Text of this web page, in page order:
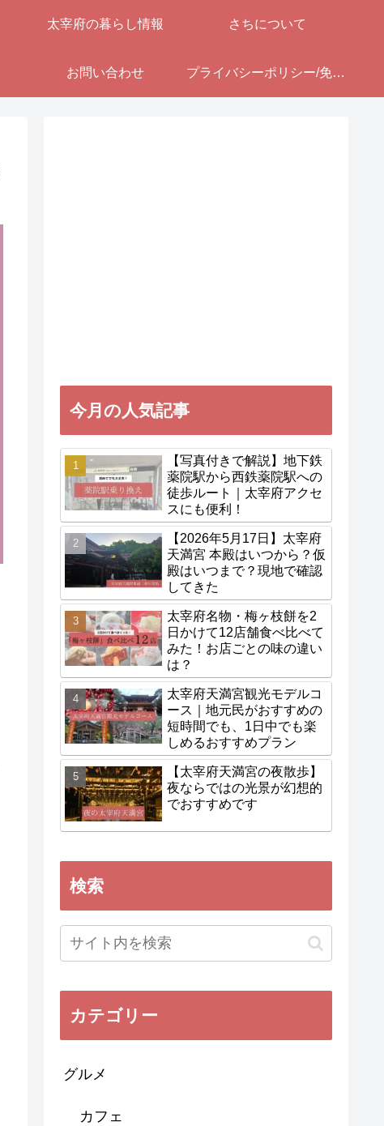
太宰府の暮らし情報 さちについて
お問い合わせ プライバシーポリシー/免責事項
今月の人気記事
【写真付きで解説】地下鉄
薬院駅から西鉄薬院駅への
徒歩ルート｜太宰府アクセ
スにも便利！
【2026年5月17日】太宰府
天満宮 本殿はいつから？仮
殿はいつまで？現地で確認
してきた
太宰府名物・梅ヶ枝餅を2
日かけて12店舗食べ比べて
みた！お店ごとの味の違い
は？
太宰府天満宮観光モデルコ
ース｜地元民がおすすめの
短時間でも、1日中でも楽
しめるおすすめプラン
【太宰府天満宮の夜散歩】
夜ならではの光景が幻想的
でおすすめです
検索
カテゴリー
グルメ
カフェ